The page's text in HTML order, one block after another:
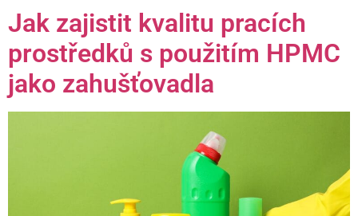
Jak zajistit kvalitu pracích
prostředků s použitím HPMC
jako zahušťovadla